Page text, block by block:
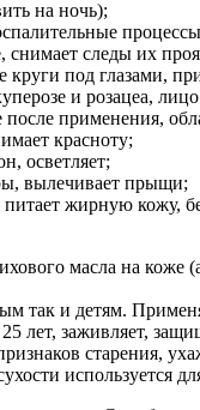
на ночь);
снимает следы их
круги под глазами,
и розацеа,
применения,
красноту;
осветляет;
вылечивает прыщи;
жирную кожу,
масла на коже
так и детям.
лет, заживляет,
старения,
используется